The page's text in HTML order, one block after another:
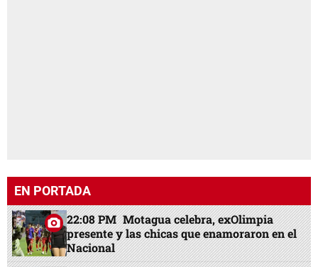
EN PORTADA
22:08 PM Motagua celebra, exOlimpia
presente y las chicas que enamoraron en el
Nacional